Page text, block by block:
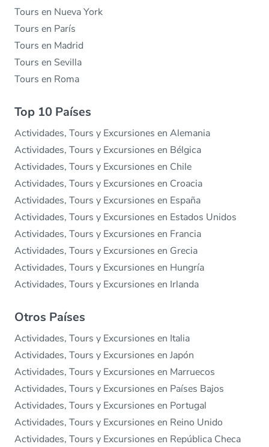
Tours en Nueva York
Tours en París
Tours en Madrid
Tours en Sevilla
Tours en Roma
Top 10 Países
Actividades, Tours y Excursiones en Alemania
Actividades, Tours y Excursiones en Bélgica
Actividades, Tours y Excursiones en Chile
Actividades, Tours y Excursiones en Croacia
Actividades, Tours y Excursiones en España
Actividades, Tours y Excursiones en Estados Unidos
Actividades, Tours y Excursiones en Francia
Actividades, Tours y Excursiones en Grecia
Actividades, Tours y Excursiones en Hungría
Actividades, Tours y Excursiones en Irlanda
Otros Países
Actividades, Tours y Excursiones en Italia
Actividades, Tours y Excursiones en Japón
Actividades, Tours y Excursiones en Marruecos
Actividades, Tours y Excursiones en Países Bajos
Actividades, Tours y Excursiones en Portugal
Actividades, Tours y Excursiones en Reino Unido
Actividades, Tours y Excursiones en República Checa